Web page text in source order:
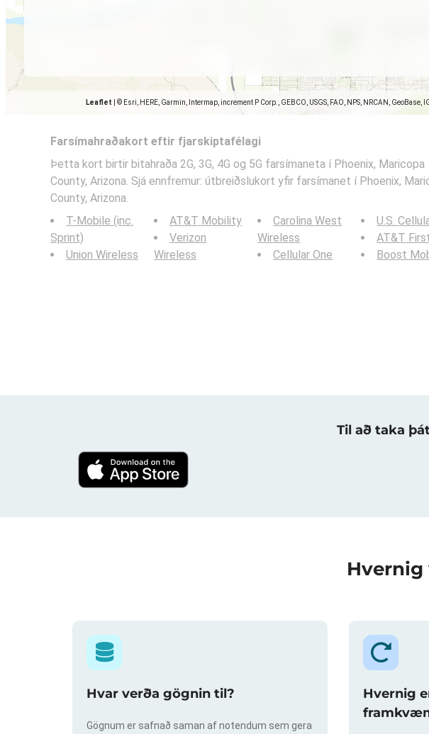
Leaflet © Esri, HERE, Garmin, Intermap, increment P Corp., GEBCO, USGS, FAO, NPS, NRCAN,
Farsímahraðakort eftir fjarskiptafélagi
Þetta kort birtir bitahraða 2G, 3G, 4G og 5G farsímaneta í Phoenix, Maricopa
County, Arizona. Sjá ennfremur: útbreiðslukort yfir farsímanet í Phoenix,
County, Arizona.
T-Mobile (inc.
Sprint)
Union Wireless
AT&T Mobility
Verizon
Wireless
Carolina West
Wireless
Cellular One
U.S.
AT&T
Boost
Til að taka
Hvar verða gögnin til?
Gögnum er safnað saman af notendum sem gera
Hvernig